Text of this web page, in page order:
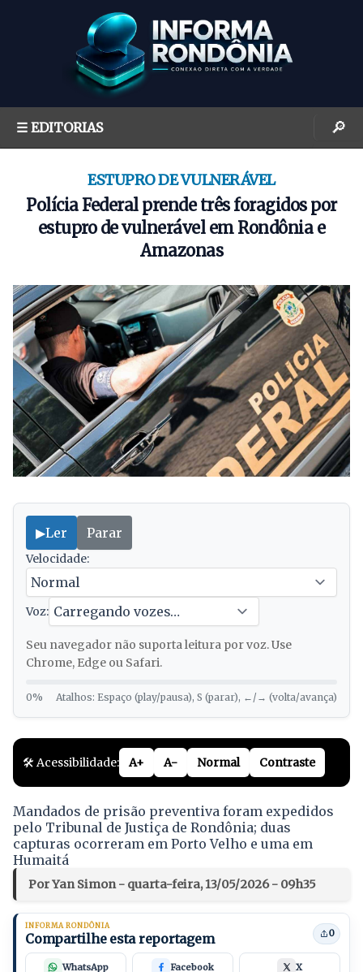
☰ EDITORIAS 🔎
ESTUPRO DE VULNERÁVEL
Polícia Federal prende três foragidos por
estupro de vulnerável em Rondônia e
Amazonas
▶Ler Parar
Velocidade:
Voz:
Seu navegador não suporta leitura por voz. Use
Chrome, Edge ou Safari.
0% Atalhos: Espaço (play/pausa), S (parar), ←/→ (volta/avança)
🛠️ Acessibilidade: A+ A- Normal Contraste
Mandados de prisão preventiva foram expedidos
pelo Tribunal de Justiça de Rondônia; duas
capturas ocorreram em Porto Velho e uma em
Humaitá
Por Yan Simon - quarta-feira, 13/05/2026 - 09h35
INFORMA RONDÔNIA
Compartilhe esta reportagem 0
WhatsApp Facebook X